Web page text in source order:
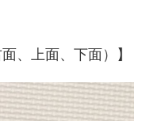
、上面、下面）】